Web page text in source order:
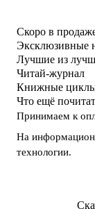
Скоро в
Эксклюзивные
Лучшие из
Читай-журнал
Книжные
Что ещё
Принимаем к
На
технологии.